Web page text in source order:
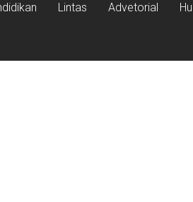
Lintas Advetorial